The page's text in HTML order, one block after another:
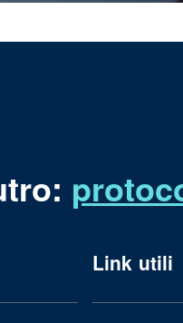
Link utili